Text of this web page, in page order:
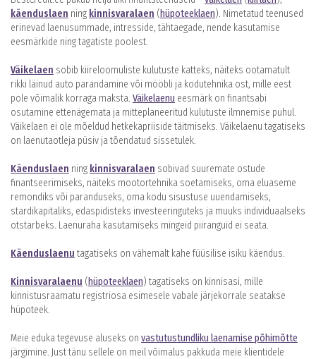
käenduslaen ning kinnisvaralaen ( hüpoteeklaen). Nimetatud teenused
erinevad laenusummade, intresside, tähtaegade, nende kasutamise
eesmärkide ning tagatiste poolest.
Väikelaen sobib kiireloomuliste kulutuste katteks, näiteks ootamatult
rikki läinud auto parandamine või mööbli ja kodutehnika ost, mille eest
pole võimalik korraga maksta. Väikelaenu eesmärk on finantsabi
osutamine ettenägemata ja mitteplaneeritud kulutuste ilmnemise puhul.
Väikelaen ei ole mõeldud hetkekapriiside täitmiseks. Väikelaenu tagatiseks
on laenutaotleja püsiv ja tõendatud sissetulek.
Käenduslaen ning kinnisvaralaen sobivad suuremate ostude
finantseerimiseks, näiteks mootortehnika soetamiseks, oma eluaseme
remondiks või paranduseks, oma kodu sisustuse uuendamiseks,
stardikapitaliks, edaspidisteks investeeringuteks ja muuks individuaalseks
otstarbeks. Laenuraha kasutamiseks mingeid piiranguid ei seata.
Käenduslaenu tagatiseks on vähemalt kahe füüsilise isiku käendus.
Kinnisvaralaenu ( hüpoteeklaen) tagatiseks on kinnisasi, mille
kinnistusraamatu registriosa esimesele vabale järjekorrale seatakse
hüpoteek.
Meie eduka tegevuse aluseks on vastutustundliku laenamise põhimõtte
järgimine. Just tänu sellele on meil võimalus pakkuda meie klientidele